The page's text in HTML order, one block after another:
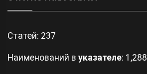
Статей: 237
Наименований в указателе: 1,288